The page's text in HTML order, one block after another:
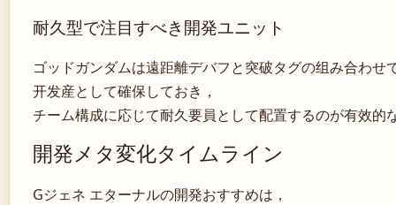
耐久型で注目すべき開発ユニット
ゴッドガンダムは遠距離デバフと突破タグの组み合わせ
开发産として確保しておき，
チーム構成に応じて耐久要員として配置するのが有效的
開発メタ変化タイムライン
Gジェネ エターナルの開発おすすめは，